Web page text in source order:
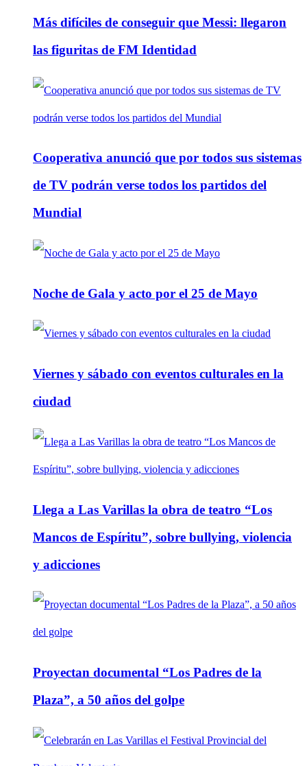
Más difíciles de conseguir que Messi: llegaron
las figuritas de FM Identidad
Cooperativa anunció que por todos sus sistemas
de TV podrán verse todos los partidos del
Mundial
Noche de Gala y acto por el 25 de Mayo
Viernes y sábado con eventos culturales en la
ciudad
Llega a Las Varillas la obra de teatro “Los
Mancos de Espíritu”, sobre bullying, violencia
y adicciones
Proyectan documental “Los Padres de la
Plaza”, a 50 años del golpe